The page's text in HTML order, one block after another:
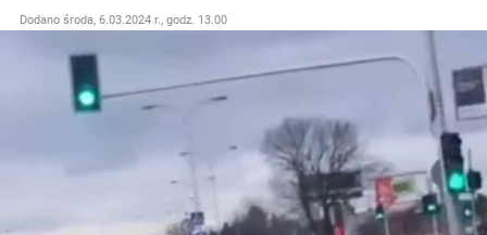
Dodano środa, 6.03.2024 r., godz. 13.00